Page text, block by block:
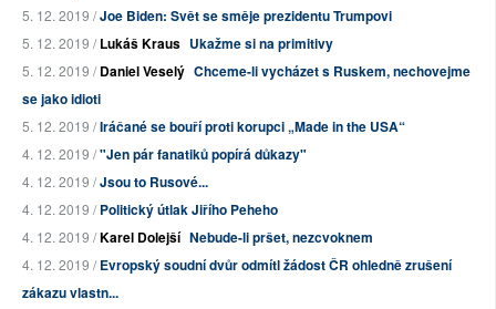
5. 12. 2019 /Joe Biden: Svět se směje prezidentu Trumpovi
5. 12. 2019 /Lukáš Kraus Ukažme si na primitivy
5. 12. 2019 /Daniel Veselý Chceme-li vycházet s Ruskem, nechovejme
se jako idioti
5. 12. 2019 /Iráčané se bouří proti korupci „Made in the USA“
4. 12. 2019 /"Jen pár fanatiků popírá důkazy"
4. 12. 2019 /Jsou to Rusové...
4. 12. 2019 /Politický útlak Jiřího Peheho
4. 12. 2019 /Karel Dolejší Nebude-li pršet, nezcvoknem
4. 12. 2019 /Evropský soudní dvůr odmítl žádost ČR ohledně zrušení
zákazu vlastn...